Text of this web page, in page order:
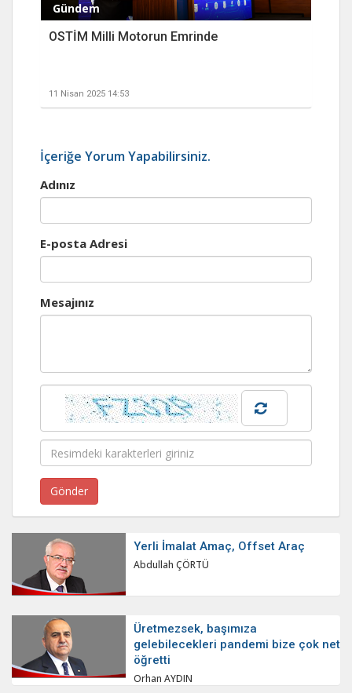
Gündem
OSTİM Milli Motorun Emrinde
11 Nisan 2025 14:53
İçeriğe Yorum Yapabilirsiniz.
Adınız
E-posta Adresi
Mesajınız
Yerli İmalat Amaç, Offset Araç
Abdullah ÇÖRTÜ
Üretmezsek, başımıza
gelebilecekleri pandemi bize çok net
öğretti
Orhan AYDIN